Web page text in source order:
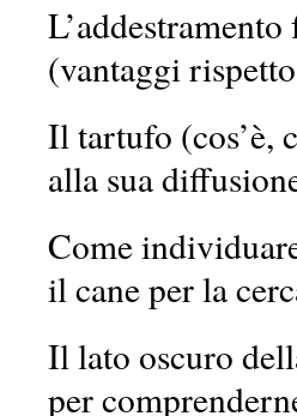
(vantaggi
Il tartufo (cos’è,
alla sua
Come
il cane per la
Il lato oscuro
per